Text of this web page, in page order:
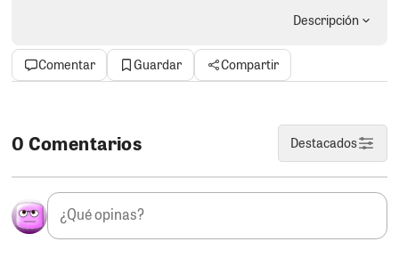
Policía anticorrupción, un brazo mediático pero sobre
todo plata. Al final la desesperación por tomar el poder
les jugó en contra.
Fuerza Popular. El encuentro se dió en Lima en una
capacitación política. La oportunidad no fue
desaprovecha por Emma Mejía quien con una
fotografía perennizo el encuentro y de paso decirle a
muchos que ella está firme en el partido naranja y que
sería la candidata a la alcaldia de Ica.
Descripción
Comentar Guardar Compartir
0 Comentarios Destacados